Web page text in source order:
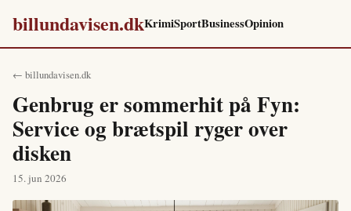
billundavisen.dkKrimiSportBusinessOpinion
← billundavisen.dk
Genbrug er sommerhit på Fyn:
Service og brætspil ryger over
disken
15. jun 2026